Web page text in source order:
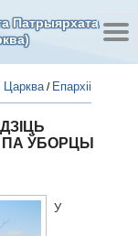
Патрыярхата
Царква/ Епархіі
ЎБОРЦЫ
У